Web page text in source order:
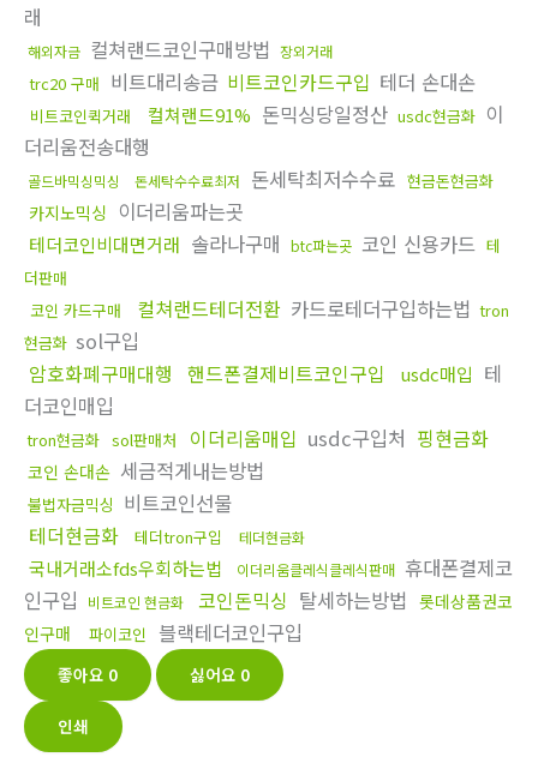
래
해외자금 컬쳐랜드코인구매방법 장외거래
trc20 구매 비트대리송금 비트코인카드구입 테더 손대손
비트코인퀵거래 컬쳐랜드91% 돈믹싱당일정산 usdc현금화 이
더리움전송대행
골드바믹싱믹싱 돈세탁수수료최저 돈세탁최저수수료 현금돈현금화
카지노믹싱 이더리움파는곳
테더코인비대면거래 솔라나구매 btc파는곳 코인 신용카드 테
더판매
코인 카드구매
컬쳐랜드테더전환 카드로테더구입하는법 tron
현금화 sol구입
암호화폐구매대행 핸드폰결제비트코인구입 usdc매입 테
더코인매입
tron현금화 sol판매처 이더리움매입 usdc구입처 핑현금화
코인 손대손 세금적게내는방법
불법자금믹싱 비트코인선물
테더현금화
테더tron구입 테더현금화
국내거래소fds우회하는법 이더리움클레식클레식판매 휴대폰결제코
인구입
비트코인 현금화 코인돈믹싱 탈세하는방법 롯데상품권코
인구매
파이코인 블랙테더코인구입
좋아요 0 싫어요 0
인쇄